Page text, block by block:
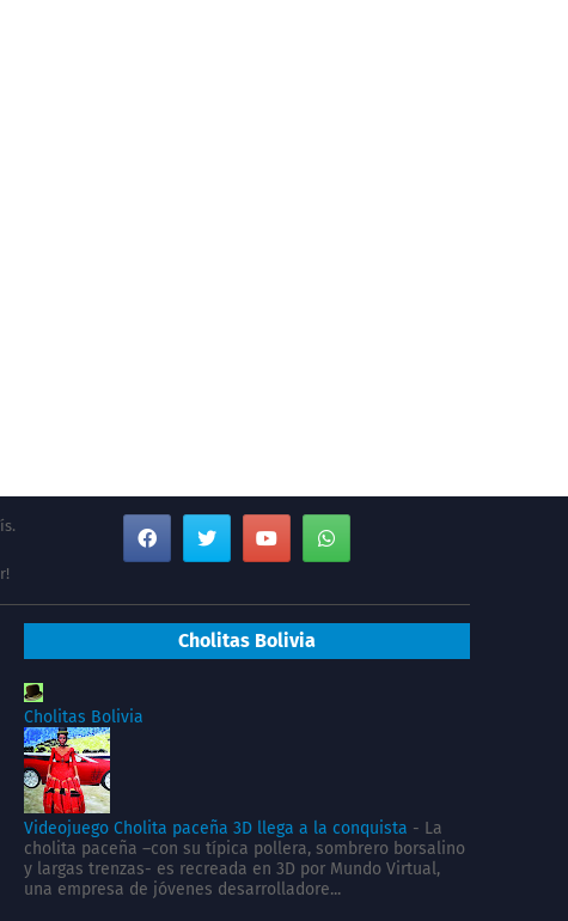
Cholitas Bolivia
Cholitas Bolivia
Videojuego Cholita paceña 3D llega a la conquista - La
cholita paceña –con su típica pollera, sombrero borsalino
y largas trenzas- es recreada en 3D por Mundo Virtual,
una empresa de jóvenes desarrolladore...